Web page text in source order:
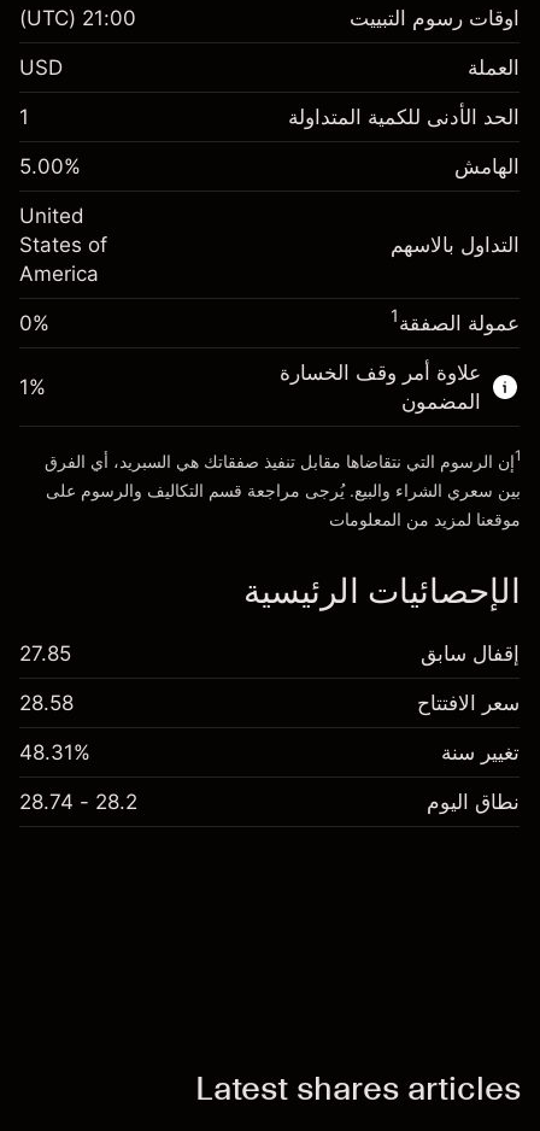
عقود الفروقات
الهامش. استثمارك $1,000.00
-0.02154
%
(-$4.31)
المال من الرافعة المالية ~
الذهاب إلى المنصة
الهامش. استثمارك $1,000.00
-0.000682
%
(-$0.14)
المال من الرافعة المالية ~$19,000.00
الذهاب إلى المنصة
اوقات رسوم التبييت 21:00
(UTC)
العملة USD
الحد الأدنى للكمية المتداولة 1
الهامش 5.00%
التداول بالاسهم
United
States of
America
عمولة الصفقة1
0%
علاوة أمر وقف الخسارة
المضمون
1%
1إن الرسوم التي نتقاضاها مقابل تنفيذ صفقاتك هي السبريد، أي الفرق
بين سعري الشراء والبيع. يُرجى مراجعة قسم التكاليف والرسوم على
موقعنا لمزيد من المعلومات
الإحصائيات الرئيسية
إقفال سابق 27.85
سعر الافتتاح 28.58
تغيير سنة 48.31%
نطاق اليوم 28.2 - 28.74
Latest shares articles